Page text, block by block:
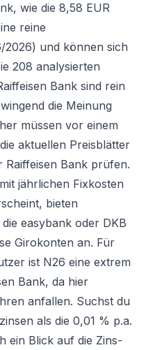
wie die 8,58 EUR
reine
2026) und können sich
208 analysierten
Bank sind rein
die Meinung
müssen vor einem
aktuellen Preisblätter
Raiffeisen Bank prüfen.
jährlichen Fixkosten
bieten
easybank oder DKB
Girokonten an. Für
ist N26 eine extrem
Bank, da hier
anfallen. Suchst du
als die 0,01 % p.a.
ein Blick auf die Zins-